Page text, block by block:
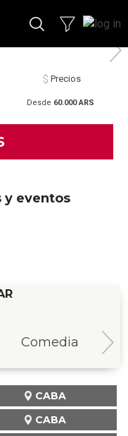
Precios
Desde 60.000 ARS
y eventos
Comedia
CABA
CABA